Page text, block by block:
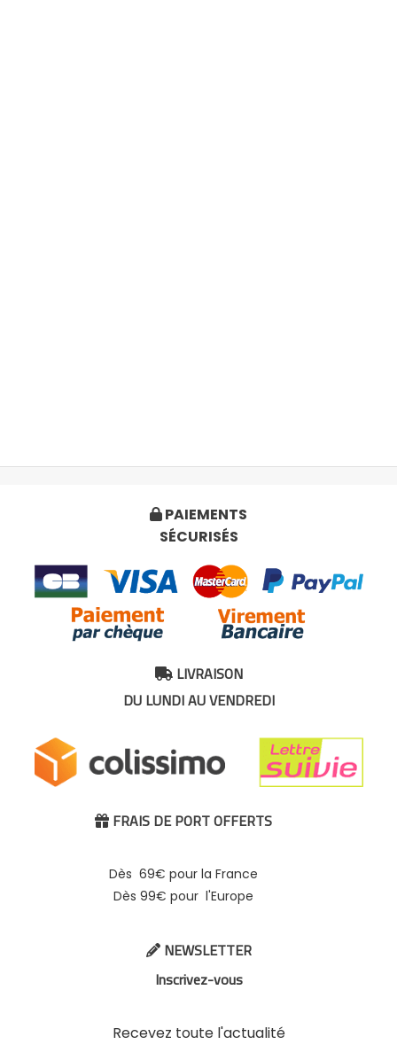
 PAIEMENTS
SÉCURISÉS
LIVRAISON
DU LUNDI AU VENDREDI
 FRAIS DE PORT OFFERTS
Dès 69€ pour la France
Dès 99€ pour l'Europe
NEWSLETTER
Inscrivez-vous
Recevez toute l'actualité